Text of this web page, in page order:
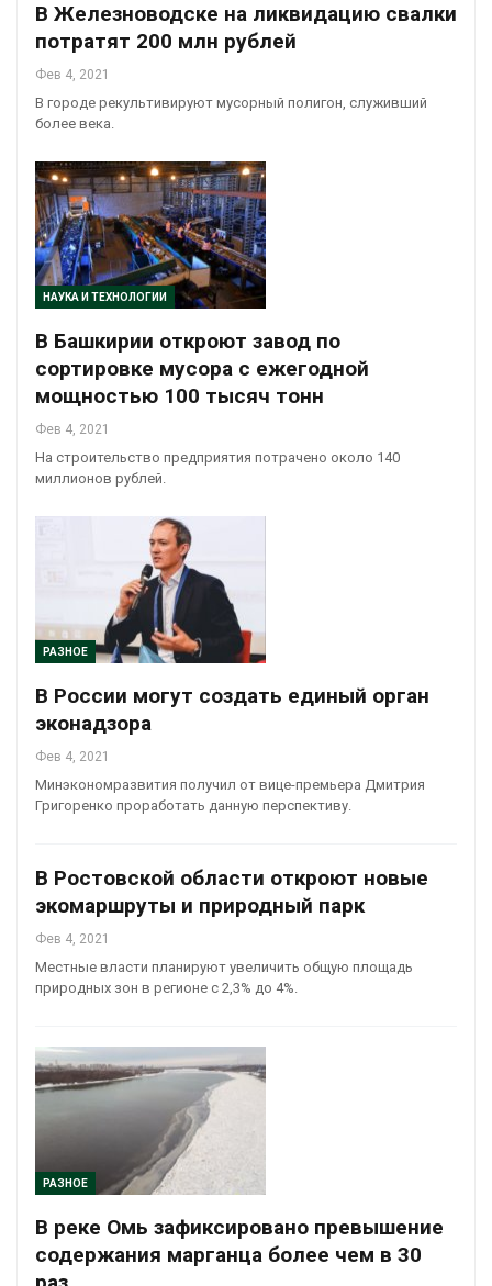
В Железноводске на ликвидацию свалки
потратят 200 млн рублей
Фев 4, 2021
В городе рекультивируют мусорный полигон, служивший
более века.
НАУКА И ТЕХНОЛОГИИ
В Башкирии откроют завод по
сортировке мусора с ежегодной
мощностью 100 тысяч тонн
Фев 4, 2021
На строительство предприятия потрачено около 140
миллионов рублей.
РАЗНОЕ
В России могут создать единый орган
эконадзора
Фев 4, 2021
Минэкономразвития получил от вице-премьера Дмитрия
Григоренко проработать данную перспективу.
В Ростовской области откроют новые
экомаршруты и природный парк
Фев 4, 2021
Местные власти планируют увеличить общую площадь
природных зон в регионе с 2,3% до 4%.
РАЗНОЕ
В реке Омь зафиксировано превышение
содержания марганца более чем в 30